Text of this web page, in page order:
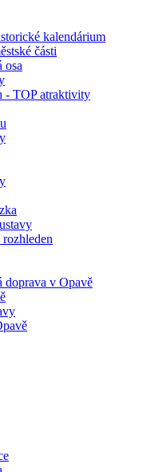
kalendárium
části
osa
- TOP atraktivity
rozhleden
doprava v Opavě